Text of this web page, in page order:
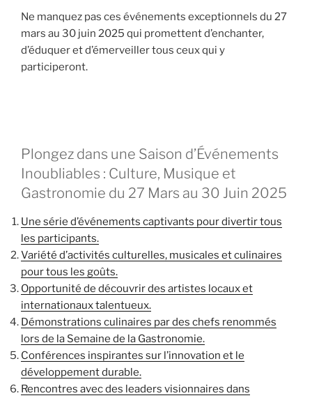
Ne manquez pas ces événements exceptionnels du 27
mars au 30 juin 2025 qui promettent d’enchanter,
d’éduquer et d’émerveiller tous ceux qui y
participeront.
Plongez dans une Saison d’Événements
Inoubliables : Culture, Musique et
Gastronomie du 27 Mars au 30 Juin 2025
Une série d’événements captivants pour divertir tous
les participants.
Variété d’activités culturelles, musicales et culinaires
pour tous les goûts.
Opportunité de découvrir des artistes locaux et
internationaux talentueux.
Démonstrations culinaires par des chefs renommés
lors de la Semaine de la Gastronomie.
Conférences inspirantes sur l’innovation et le
développement durable.
Rencontres avec des leaders visionnaires dans